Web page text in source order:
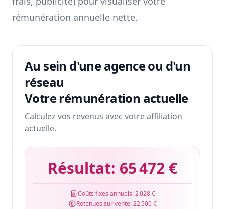
rémunération annuelle nette.
Au sein d'une agence ou d'un
réseau
Votre rémunération actuelle
Calculez vos revenus avec votre affiliation
actuelle.
Résultat: 65 472 €
Coûts fixes annuels:2 028 €
Retenues sur vente:22 500 €